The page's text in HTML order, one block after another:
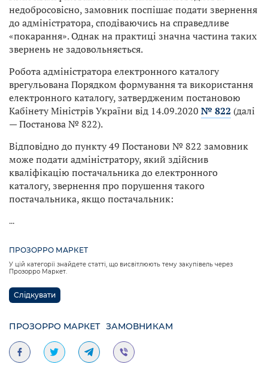
недобросовісно, замовник поспішає подати звернення
до адміністратора, сподіваючись на справедливе
«покарання». Однак на практиці значна частина таких
звернень не задовольняється.
Робота адміністратора електронного каталогу
врегульована Порядком формування та використання
електронного каталогу, затвердженим постановою
Кабінету Міністрів України від 14.09.2020 № 822 (далі
— Постанова № 822).
Відповідно до пункту 49 Постанови № 822 замовник
може подати адміністратору, який здійснив
кваліфікацію постачальника до електронного
каталогу, звернення про порушення такого
постачальника, якщо постачальник:
...
ПРОЗОРРО МАРКЕТ
У цій категорії знайдете статті, що висвітлюють тему закупівель через
Прозорро Маркет.
Слідкувати
ПРОЗОРРО МАРКЕТ ЗАМОВНИКАМ